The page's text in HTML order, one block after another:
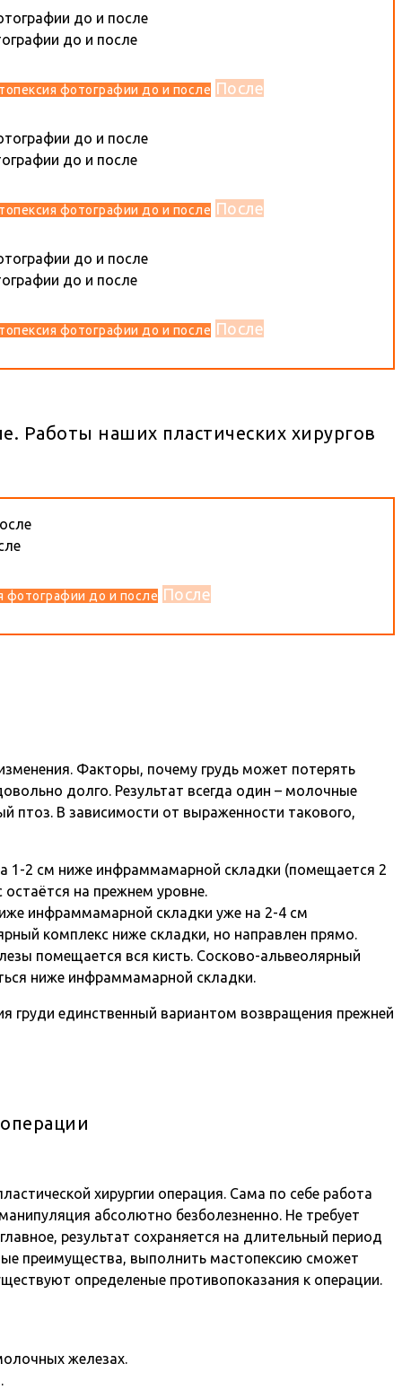
фотографии до и после После
фотографии до и после После
фотографии до и после После
Работы наших пластических хирургов
фотографии до и после После
Факторы, почему грудь может потерять
долго. Результат всегда один – молочные
птоз. В зависимости от выраженности такового,
1-2 см ниже инфраммамарной складки (помещается 2
на прежнем уровне.
инфраммамарной складки уже на 2-4 см
комплекс ниже складки, но направлен прямо.
помещается вся кисть. Сосково-альвеолярный
ниже инфраммамарной складки.
груди единственный вариантом возвращения прежней
хирургии операция. Сама по себе работа
абсолютно безболезненно. Не требует
результат сохраняется на длительный период
преимущества, выполнить мастопексию сможет
определеные противопоказания к операции.
железах.